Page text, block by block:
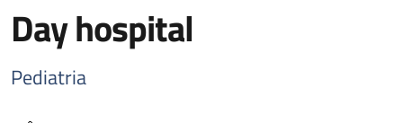
Day hospital
Pediatria